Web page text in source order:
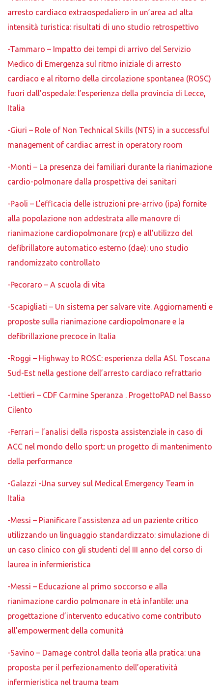
arresto cardiaco extraospedaliero in un’area ad alta
intensità turistica: risultati di uno studio retrospettivo
-Tammaro – Impatto dei tempi di arrivo del Servizio
Medico di Emergenza sul ritmo iniziale di arresto
cardiaco e al ritorno della circolazione spontanea (ROSC)
fuori dall’ospedale: l’esperienza della provincia di Lecce,
Italia
-Giuri – Role of Non Technical Skills (NTS) in a successful
management of cardiac arrest in operatory room
-Monti – La presenza dei familiari durante la rianimazione
cardio-polmonare dalla prospettiva dei sanitari
-Paoli – L’efficacia delle istruzioni pre-arrivo (ipa) fornite
alla popolazione non addestrata alle manovre di
rianimazione cardiopolmonare (rcp) e all’utilizzo del
defibrillatore automatico esterno (dae): uno studio
randomizzato controllato
-Pecoraro – A scuola di vita
-Scapigliati – Un sistema per salvare vite. Aggiornamenti e
proposte sulla rianimazione cardiopolmonare e la
defibrillazione precoce in Italia
-Roggi – Highway to ROSC: esperienza della ASL Toscana
Sud-Est nella gestione dell’arresto cardiaco refrattario
-Lettieri – CDF Carmine Speranza . ProgettoPAD nel Basso
Cilento
-Ferrari – l’analisi della risposta assistenziale in caso di
ACC nel mondo dello sport: un progetto di mantenimento
della performance
-Galazzi -Una survey sul Medical Emergency Team in
Italia
-Messi – Pianificare l’assistenza ad un paziente critico
utilizzando un linguaggio standardizzato: simulazione di
un caso clinico con gli studenti del III anno del corso di
laurea in infermieristica
-Messi – Educazione al primo soccorso e alla
rianimazione cardio polmonare in età infantile: una
progettazione d’intervento educativo come contributo
all’empowerment della comunità
-Savino – Damage control dalla teoria alla pratica: una
proposta per il perfezionamento dell’operatività
infermieristica nel trauma team